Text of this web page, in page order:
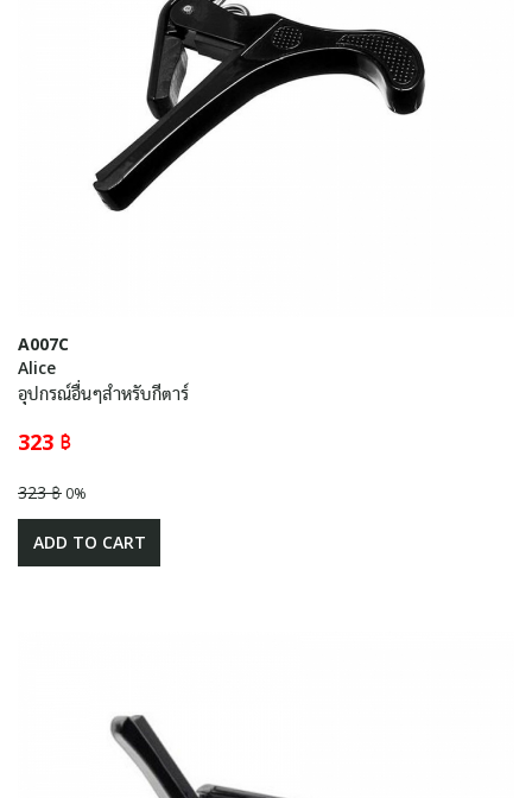
A007C
Alice
อุปกรณ์อื่นๆสำหรับกีตาร์
323 ฿
323 ฿ 0%
ADD TO CART